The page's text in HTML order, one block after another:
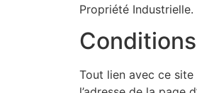
Propriété Industrielle.
Tout lien avec ce